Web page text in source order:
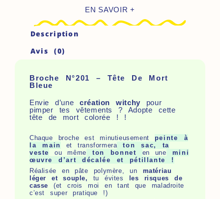
Mort
EN SAVOIR +
Description
Avis (0)
Broche N°201 – Tête De Mort
Bleue
Envie d’une création witchy pour
pimper tes vêtements ? Adopte cette
tête de mort colorée ! !
Chaque broche est minutieusement peinte à
la main
et transformeraton sac, ta
veste
ou même ton bonnet en une mini
œuvre d’art décalée et pétillante !
Réalisée en pâte polymère, un matériau
léger et souple,
tu évites
les risques de
casse (et crois moi en tant que maladroite
c’est super pratique !)